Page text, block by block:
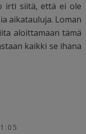
irti siitä, että ei ole
aikatauluja. Loman
aloittamaan tämä
kaikki se ihana